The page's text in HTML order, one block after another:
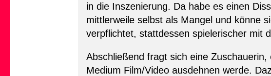
in die Inszenierung. Da habe es einen
mittlerweile selbst als Mangel und könne
verpflichtet, stattdessen spielerischer mit
Abschließend fragt sich eine
Medium Film/Video ausdehnen werde.